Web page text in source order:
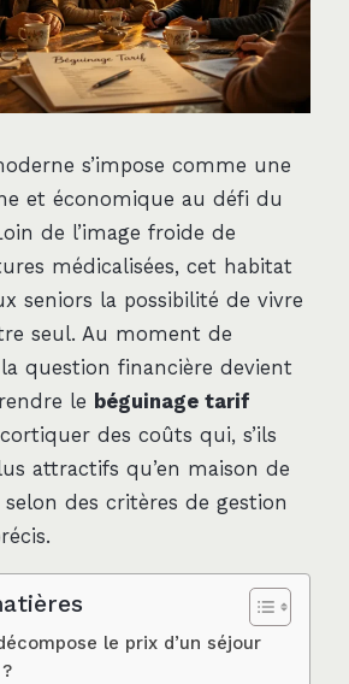
s’impose comme une
et économique au défi du
de l’image froide de
médicalisées, cet habitat
seniors la possibilité de vivre
seul. Au moment de
question financière devient
le béguinage tarif
des coûts qui, s’ils
attractifs qu’en maison de
des critères de gestion
le prix d’un séjour